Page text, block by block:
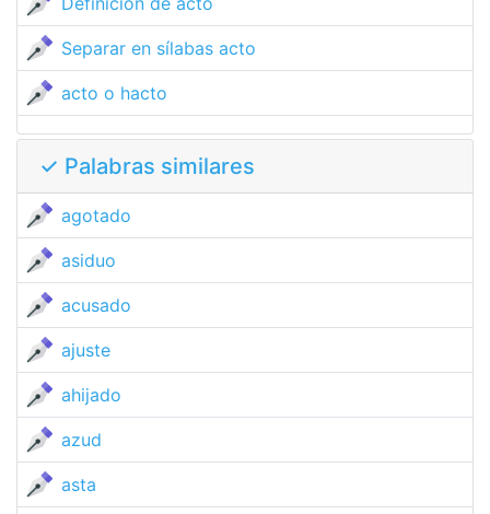
Separar en sílabas acto
acto o hacto
✓ Palabras similares
agotado
asiduo
acusado
ajuste
ahijado
azud
asta